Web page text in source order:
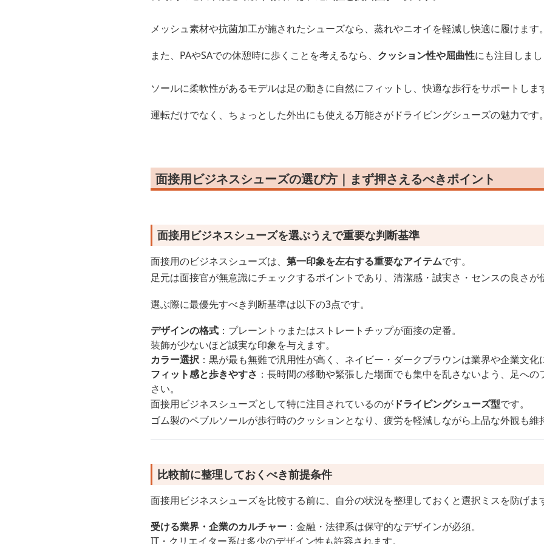
メッシュ素材や抗菌加工が施されたシューズなら、蒸れやニオイを軽減し快適に履けます。
また、PAやSAでの休憩時に歩くことを考えるなら、 クッション性や屈曲性にも注目しまし
ソールに柔軟性があるモデルは足の動きに自然にフィットし、快適な歩行をサポートしま
運転だけでなく、ちょっとした外出にも使える万能さがドライビングシューズの魅力です。
面接用ビジネスシューズの選び方｜まず押さえるべきポイント
面接用ビジネスシューズを選ぶうえで重要な判断基準
面接用のビジネスシューズは、 第一印象を左右する重要なアイテムです。
足元は面接官が無意識にチェックするポイントであり、清潔感・誠実さ・センスの良さが
選ぶ際に最優先すべき判断基準は以下の3点です。
デザインの格式 ：プレーントゥまたはストレートチップが面接の定番。
装飾が少ないほど誠実な印象を与えます。
カラー選択 ：黒が最も無難で汎用性が高く、ネイビー・ダークブラウンは業界や企業文化
フィット感と歩きやすさ ：長時間の移動や緊張した場面でも集中を乱さないよう、足へ
さい。
面接用ビジネスシューズとして特に注目されているのが ドライビングシューズ型です。
ゴム製のペブルソールが歩行時のクッションとなり、疲労を軽減しながら上品な外観も維
比較前に整理しておくべき前提条件
面接用ビジネスシューズを比較する前に、自分の状況を整理しておくと選択ミスを防げま
受ける業界・企業のカルチャー ：金融・法律系は保守的なデザインが必須。
IT・クリエイター系は多少のデザイン性も許容されます。